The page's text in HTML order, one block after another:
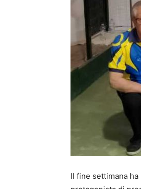
Il fine settimana